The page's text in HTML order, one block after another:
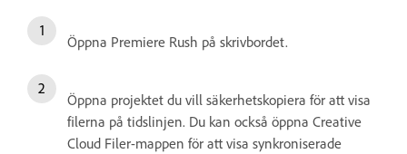
Öppna Premiere Rush på skrivbordet.
Öppna projektet du vill säkerhetskopiera för att visa
filerna på tidslinjen. Du kan också öppna Creative
Cloud Filer-mappen för att visa synkroniserade